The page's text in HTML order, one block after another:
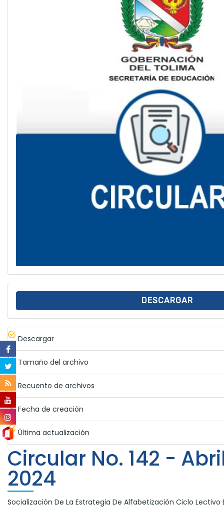
DESCARGAR
Descargar
Tamaño del archivo
Recuento de archivos
Fecha de creación
Última actualización
Circular No. 142 -
2024
Socialización De La Estrategia De Alfabetización Ciclo Lectivo